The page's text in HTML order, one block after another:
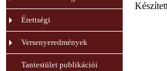
Érettségi
Versenyeredmények
Tantestület publikációi